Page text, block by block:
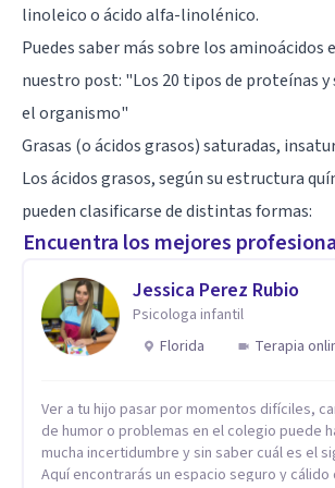
linoleico o ácido alfa-linolénico.
Puedes saber más sobre los aminoácidos
nuestro post: "Los 20 tipos de proteínas y
el organismo"
Grasas (o ácidos grasos) saturadas,
Los ácidos grasos, según su estructura
pueden clasificarse de distintas formas:
Encuentra los mejores
Jessica Perez Rubio
Psicologa infantil
Florida
Terapia
Ver a tu hijo pasar por momentos difíciles,
de humor o problemas en el colegio puede
mucha incertidumbre y sin saber cuál es el
Aquí encontrarás un espacio seguro y